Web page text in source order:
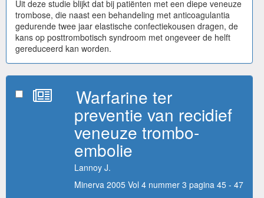
Uit deze studie blijkt dat bij patiënten met een diepe veneuze
trombose, die naast een behandeling met anticoagulantia
gedurende twee jaar elastische confectiekousen dragen, de
kans op posttrombotisch syndroom met ongeveer de helft
gereduceerd kan worden.
Warfarine ter
preventie van recidief
veneuze trombo-
embolie
Lannoy J.
Minerva 2005 Vol 4 nummer 3 pagina 45 - 47